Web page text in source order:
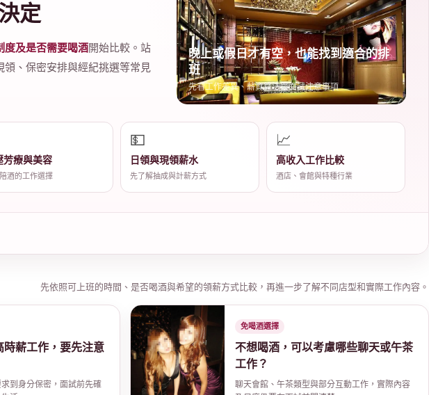
定
度及是否需要喝酒開始比較。站
、保密安排與經紀挑選等常見
晚上或假日才有空，也能找到適合的排
班
先看工作差異、薪資算法與面試注意事項
芳療與美容
酒的工作選擇
💵
日領與現領薪水
先了解抽成與計薪方式
📈
高收入工作比較
酒店、會館與特種行業
先依照可上班的時間、是否喝酒與希望的領薪方式比較，再進一步了解不同店型和實際工作內容。
時薪工作，要先注意
到身分保密，面試前先確
免喝酒選擇
不想喝酒，可以考慮哪些聊天或午茶
工作？
聊天會館、午茶類型與部分互動工作，實際內容